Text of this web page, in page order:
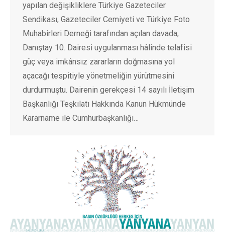
yapılan değişikliklere Türkiye Gazeteciler
Sendikası, Gazeteciler Cemiyeti ve Türkiye Foto
Muhabirleri Derneği tarafından açılan davada,
Danıştay 10. Dairesi uygulanması hâlinde telafisi
güç veya imkânsız zararların doğmasına yol
açacağı tespitiyle yönetmeliğin yürütmesini
durdurmuştu. Dairenin gerekçesi 14 sayılı İletişim
Başkanlığı Teşkilatı Hakkında Kanun Hükmünde
Kararname ile Cumhurbaşkanlığı…